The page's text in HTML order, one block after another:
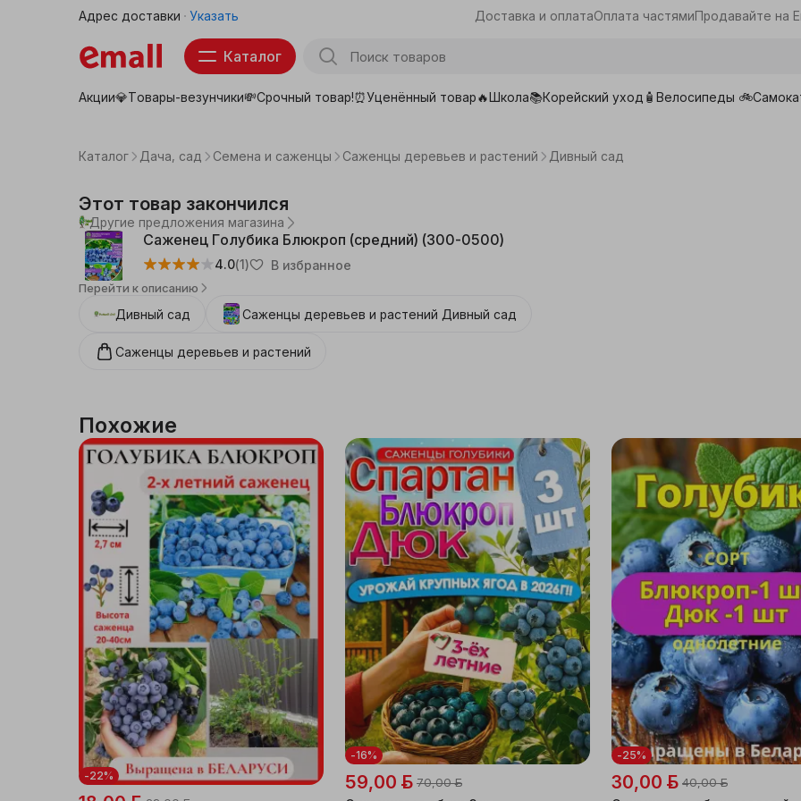
Адрес доставки Указать Доставка и оплатаОплата частямиПродавайте на
Каталог
Акции💎Товары-везунчики💸Срочный товар!⏰Уценённый товар🔥Школа📚Корейский уход🧴 Велосипеды 🚲
Товары для школы
Электроника
Аптека
Детские товары
Товары для животных
Бытовая химия,
хозтовары
Дача, сад
Мебель
Интерьер, посуда
Стройка, ремонт
Спорт, туризм
Досуг и хобби
Книги и канцелярия
Автотовары
Товары для школы
Каталог Дача, сад Семена и саженцы Саженцы деревьев и растений Дивный сад
Этот товар закончился
Другие предложения магазина
Саженец Голубика Блюкроп (средний) (300-0500)
4.0(1) В избранное
Перейти к описанию
Дивный сад Саженцы деревьев и растений Дивный сад
Саженцы деревьев и растений
Похожие
-22%
-16%
59,00 ƃ 70,00 ƃ
-25%
30,00 ƃ 40,00 ƃ